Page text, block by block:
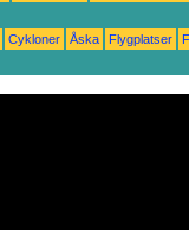
Cykloner Åska Flygplatser